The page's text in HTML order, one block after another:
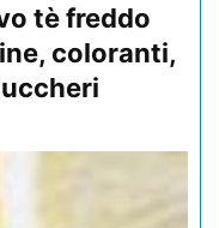
tè freddo
coloranti,